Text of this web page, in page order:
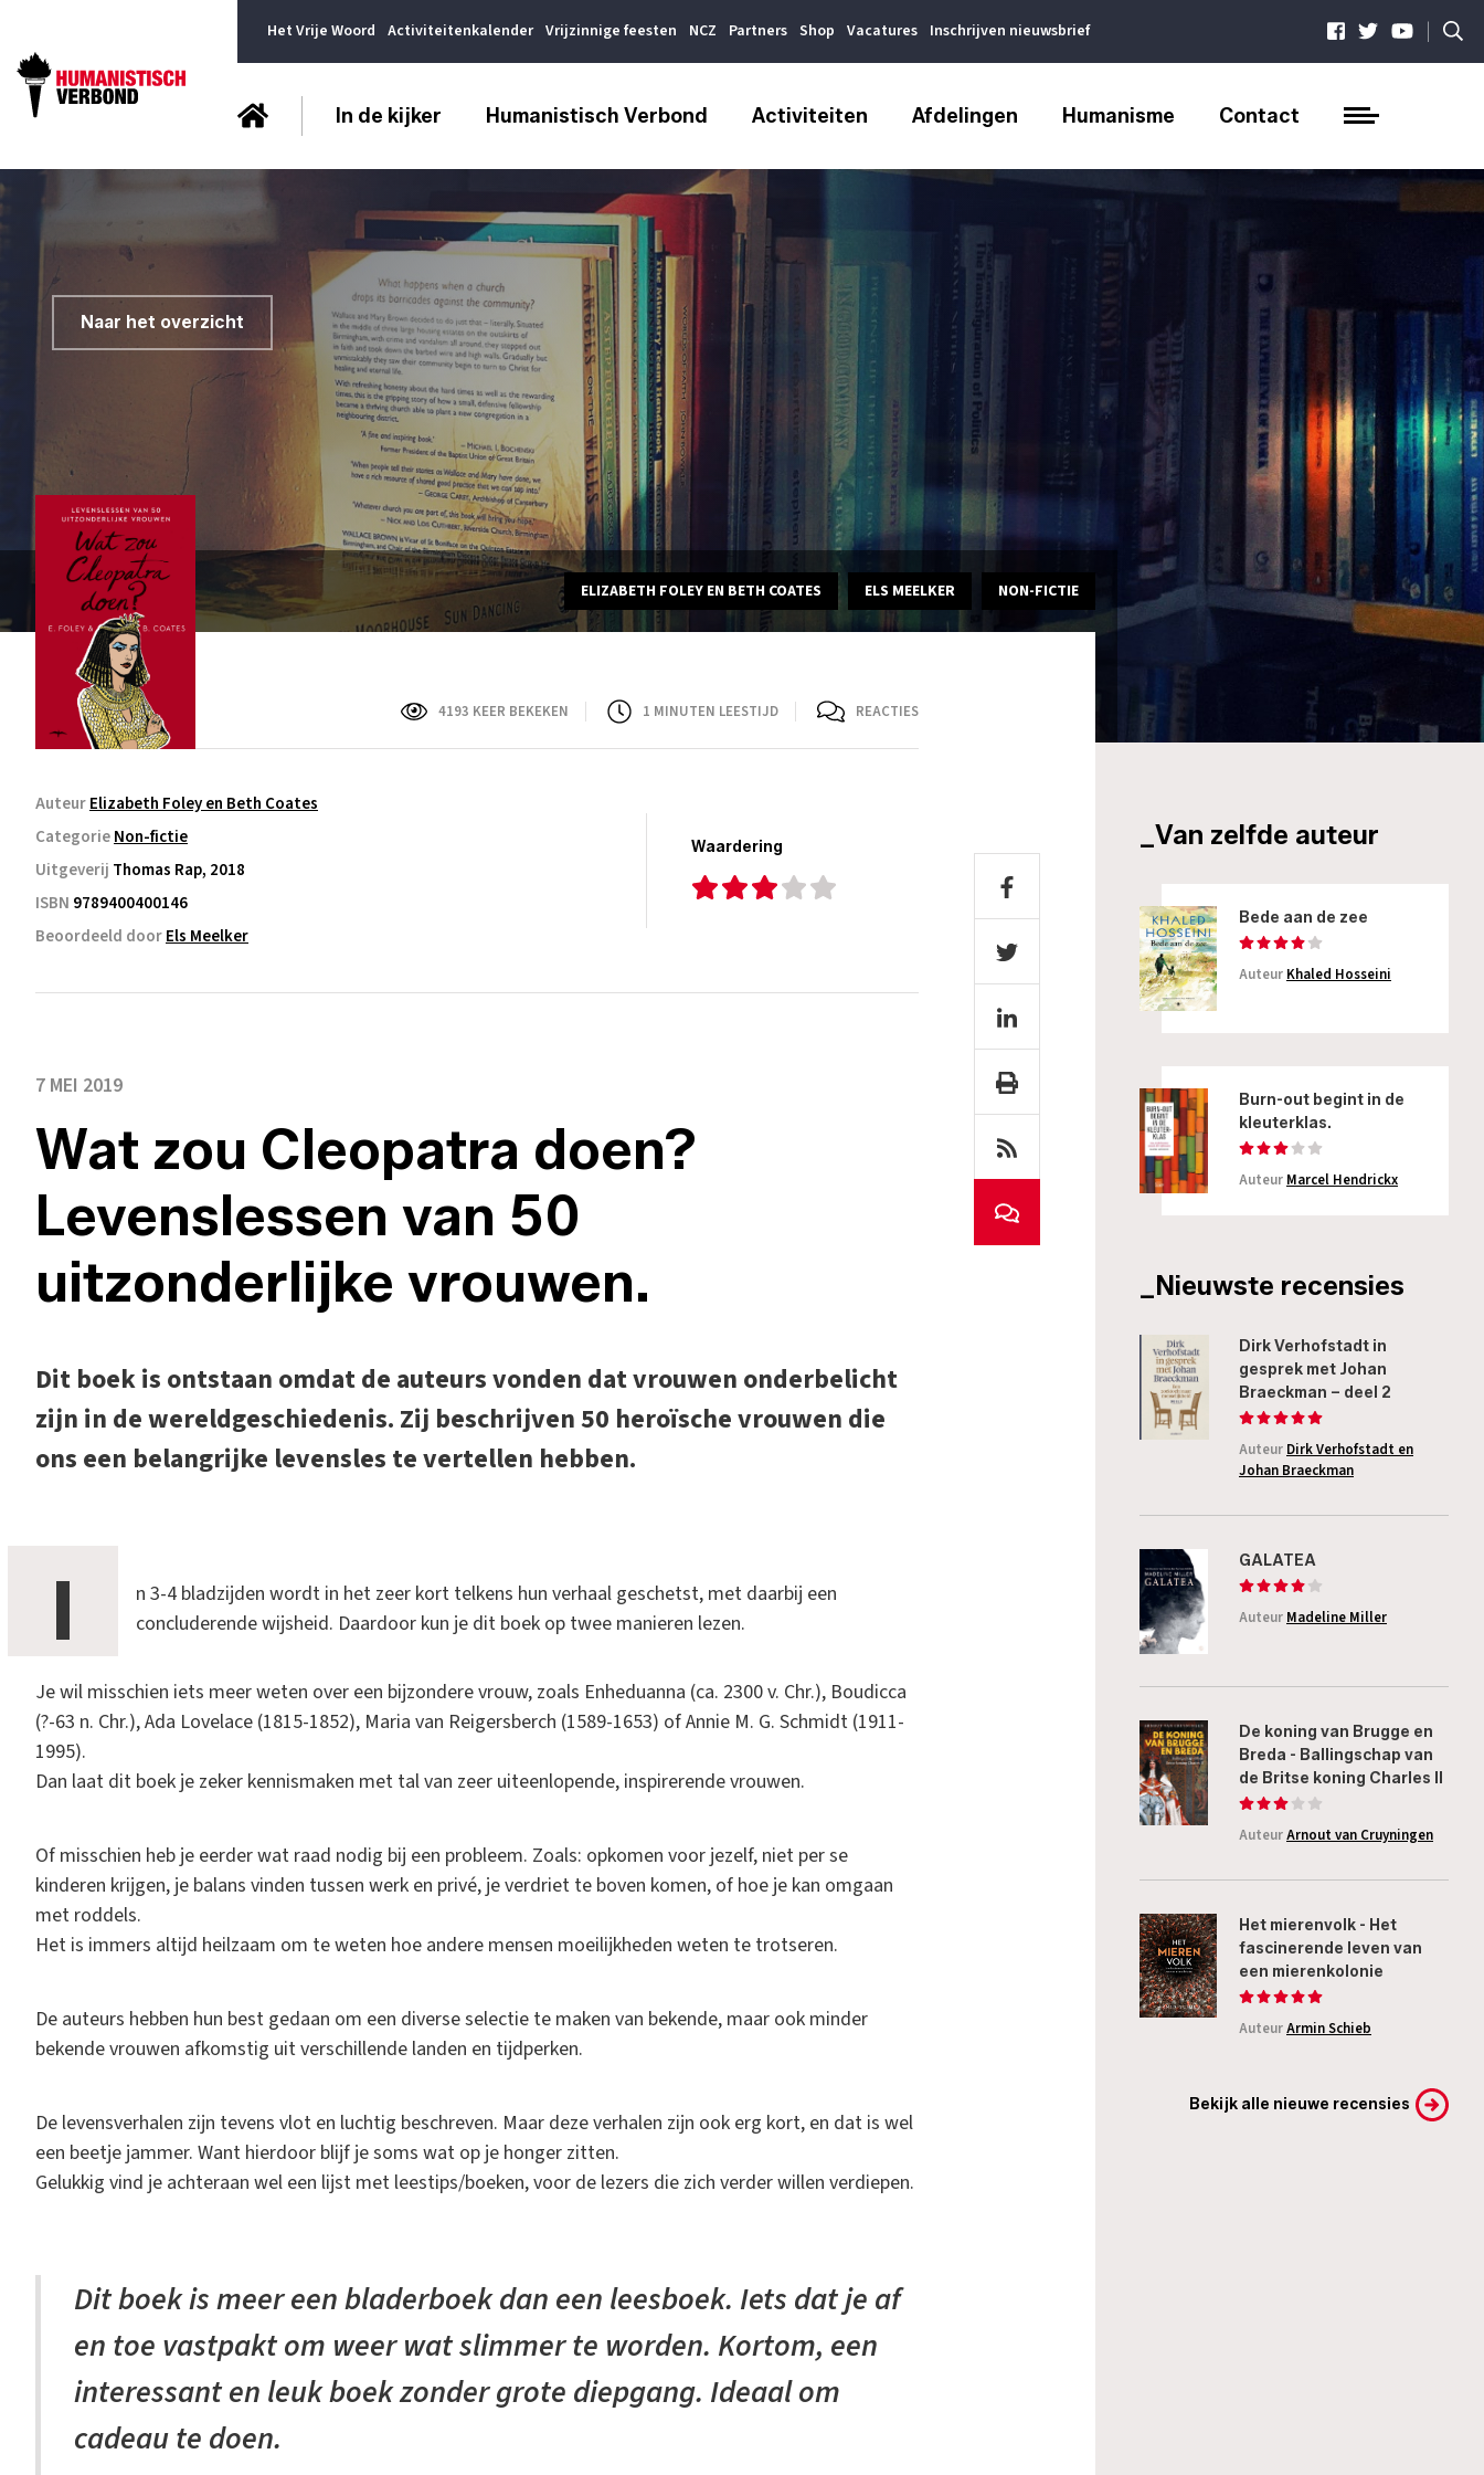
Het Vrije Woord Activiteitenkalender Vrijzinnige feesten NCZ Partners Shop Vacatures Inschrijven nieuwsbrief |
In de kijker Humanistisch Verbond Activiteiten Afdelingen Humanisme Contact
Naar het overzicht
ELIZABETH FOLEY EN BETH COATES ELS MEELKER NON-FICTIE
4193 KEER BEKEKEN 1 MINUTEN LEESTIJD REACTIES
AuteurElizabeth Foley en Beth Coates
CategorieNon-fictie
Uitgeverij Thomas Rap, 2018
ISBN 9789400400146
Beoordeeld doorEls Meelker
Waardering
7 MEI 2019
Wat zou Cleopatra doen?
Levenslessen van 50
uitzonderlijke vrouwen.
Dit boek is ontstaan omdat de auteurs vonden dat vrouwen onderbelicht
zijn in de wereldgeschiedenis. Zij beschrijven 50 heroïsche vrouwen die
ons een belangrijke levensles te vertellen hebben.
I
n 3-4 bladzijden wordt in het zeer kort telkens hun verhaal geschetst, met daarbij een
concluderende wijsheid. Daardoor kun je dit boek op twee manieren lezen.
Je wil misschien iets meer weten over een bijzondere vrouw, zoals Enheduanna (ca. 2300 v. Chr.), Boudicca
(?-63 n. Chr.), Ada Lovelace (1815-1852), Maria van Reigersberch (1589-1653) of Annie M. G. Schmidt (1911-
1995).
Dan laat dit boek je zeker kennismaken met tal van zeer uiteenlopende, inspirerende vrouwen.
Of misschien heb je eerder wat raad nodig bij een probleem. Zoals: opkomen voor jezelf, niet per se
kinderen krijgen, je balans vinden tussen werk en privé, je verdriet te boven komen, of hoe je kan omgaan
met roddels.
Het is immers altijd heilzaam om te weten hoe andere mensen moeilijkheden weten te trotseren.
De auteurs hebben hun best gedaan om een diverse selectie te maken van bekende, maar ook minder
bekende vrouwen afkomstig uit verschillende landen en tijdperken.
De levensverhalen zijn tevens vlot en luchtig beschreven. Maar deze verhalen zijn ook erg kort, en dat is wel
een beetje jammer. Want hierdoor blijf je soms wat op je honger zitten.
Gelukkig vind je achteraan wel een lijst met leestips/boeken, voor de lezers die zich verder willen verdiepen.
Dit boek is meer een bladerboek dan een leesboek. Iets dat je af
en toe vastpakt om weer wat slimmer te worden. Kortom, een
interessant en leuk boek zonder grote diepgang. Ideaal om
cadeau te doen.
_Van zelfde auteur
Bede aan de zee
Auteur Khaled Hosseini
Burn-out begint in de
kleuterklas.
Auteur Marcel Hendrickx
_Nieuwste recensies
Dirk Verhofstadt in
gesprek met Johan
Braeckman – deel 2
Auteur Dirk Verhofstadt en
Johan Braeckman
GALATEA
Auteur Madeline Miller
De koning van Brugge en
Breda - Ballingschap van
de Britse koning Charles II
AuteurArnout van Cruyningen
Het mierenvolk - Het
fascinerende leven van
een mierenkolonie
AuteurArmin Schieb
Bekijk alle nieuwe recensies